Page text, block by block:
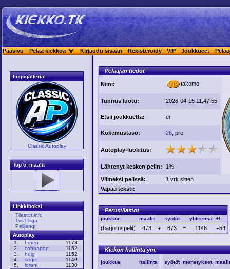
Pääsivu Pelaa kiekkoa Kirjaudu sisään Rekisteröidy VIP Joukkueet
Logogalleria
Classic Autoplay
Top 5 -maalit
Linkkiboksi
Tilastot.info
1vs1-liiga
Pelijengi
Autoplay
1.
Loren
1173
2.
cobbapop
1152
3.
huig
1152
4.
seqe
1149
5.
loreni
1130
Pelaajan tiedot
Nimi: takomo
Tunnus luotu: 2026-04-15 11:47:55
Etsii joukkuetta: ei
Kokemustaso: 26 , pro
Autoplay-luokitus:
Lähtenyt kesken pelin: 1%
Viimeksi pelissä:
1 vrk sitten
Vapaa teksti:
Perustilastot
joukkue maalit syötöt yhteensä +/-
(harjoituspelit) 473 + 673 = 1146 +54
Kiekon hallinta ym.
joukkue hallinta syötöt menetykset maalit